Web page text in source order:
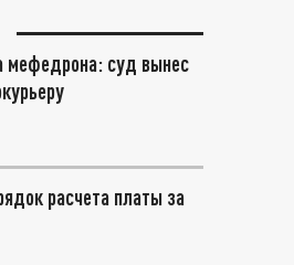
мефедрона: суд вынес
расчета платы за